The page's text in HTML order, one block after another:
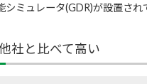
ミュレータ(GDR)が設置され
社と比べて高い